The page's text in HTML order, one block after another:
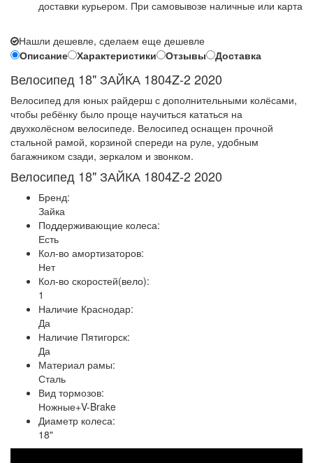
доставки курьером. При самовывозе наличные или карта
Нашли дешевле, сделаем еще дешевле
Описание
Характеристики Отзывы Доставка
Велосипед 18" ЗАЙКА 1804Z-2 2020
Велосипед для юных райдерш с дополнительными колёсами,
чтобы ребёнку было проще научиться кататься на
двухколёсном велосипеде. Велосипед оснащен прочной
стальной рамой, корзиной спереди на руле, удобным
багажником сзади, зеркалом и звонком.
Велосипед 18" ЗАЙКА 1804Z-2 2020
Бренд:
Зайка
Поддерживающие колеса:
Есть
Кол-во амортизаторов:
Нет
Кол-во скоростей(вело):
1
Наличие Краснодар:
Да
Наличие Пятигорск:
Да
Материал рамы:
Сталь
Вид тормозов:
Ножные+V-Brake
Диаметр колеса:
18"